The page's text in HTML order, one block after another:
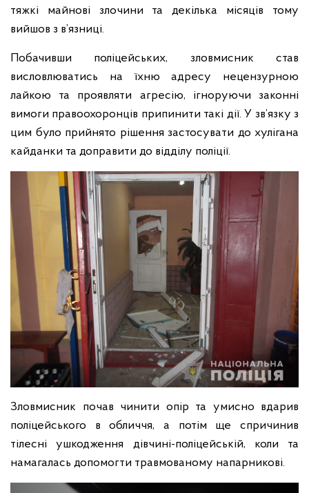
тяжкі майнові злочини та декілька місяців тому
вийшов з в’язниці.
Побачивши поліцейських, зловмисник став
висловлюватись на їхню адресу нецензурною
лайкою та проявляти агресію, ігноруючи законні
вимоги правоохоронців припинити такі дії. У зв’язку з
цим було прийнято рішення застосувати до хулігана
кайданки та доправити до відділу поліції.
Зловмисник почав чинити опір та умисно вдарив
поліцейського в обличчя, а потім ще спричинив
тілесні ушкодження дівчині-поліцейській, коли та
намагалась допомогти травмованому напарникові.